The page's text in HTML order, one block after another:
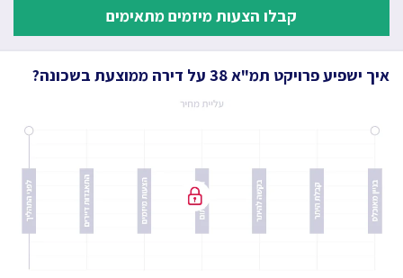
קבלו הצעות מיזמים מתאימים
איך ישפיע פרויקט תמ"א 38 על דירה ממוצעת בשכונה?